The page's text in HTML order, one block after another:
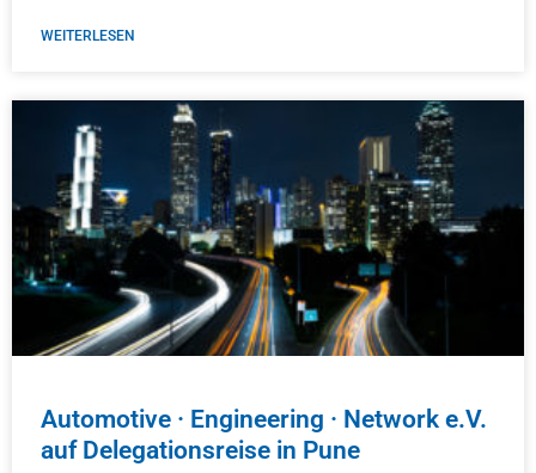
WEITERLESEN
Automotive · Engineering · Network e.V.
auf Delegationsreise in Pune